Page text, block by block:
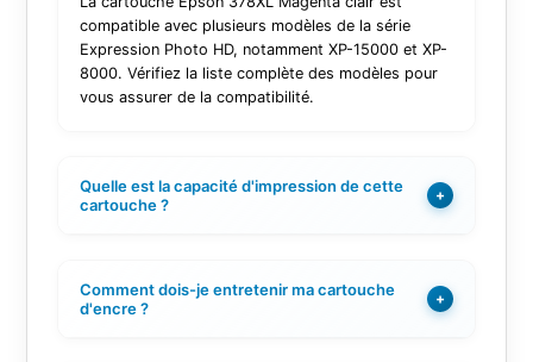
compatible avec plusieurs modèles de la série
Expression Photo HD, notamment XP-15000 et XP-
8000. Vérifiez la liste complète des modèles pour
vous assurer de la compatibilité.
Quelle est la capacité d'impression de cette
cartouche ?
+
Comment dois-je entretenir ma cartouche
d'encre ?
+